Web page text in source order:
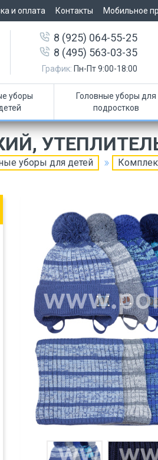
и оплата Контакты Мобильное
8 (925) 064-55-25
8 (495) 563-03-35
График: Пн-Пт 9:00-18:00
уборы
Головные уборы для
подростков
уборы для детей